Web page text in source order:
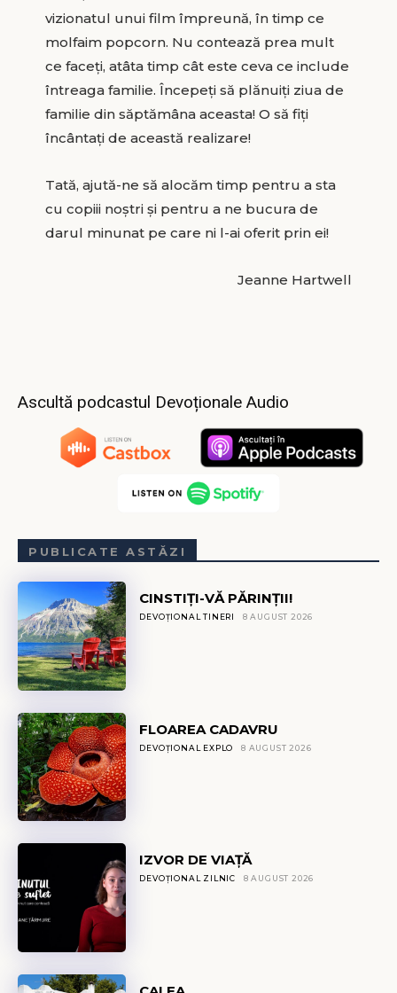
vizionatul unui film împreună, în timp ce
molfaim popcorn. Nu contează prea mult
ce faceţi, atâta timp cât este ceva ce include
întreaga familie. Începeţi să plănuiţi ziua de
familie din săptămâna aceasta! O să fiţi
încântaţi de această realizare!
Tată, ajută-ne să alocăm timp pentru a sta
cu copiii noştri şi pentru a ne bucura de
darul minunat pe care ni l-ai oferit prin ei!
Jeanne Hartwell
Ascultă podcastul Devoționale Audio
PUBLICATE ASTĂZI
CINSTIȚI-VĂ PĂRINȚII!
DEVOȚIONAL TINERI 8 AUGUST 2026
FLOAREA CADAVRU
DEVOȚIONAL EXPLO 8 AUGUST 2026
IZVOR DE VIAȚĂ
DEVOȚIONAL ZILNIC 8 AUGUST 2026